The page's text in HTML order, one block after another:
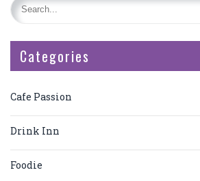
Categories
Cafe Passion
Drink Inn
Foodie